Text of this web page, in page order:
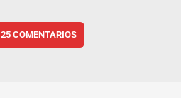
25 COMENTARIOS